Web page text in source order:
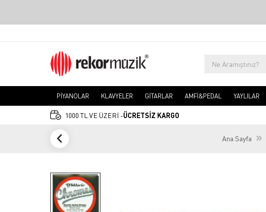
PİYANOLAR KLAVYELER GİTARLAR AMFİ&PEDAL YAYLILAR
1000 TL VE ÜZERİ -ÜCRETSİZ KARGO
Ana Sayfa